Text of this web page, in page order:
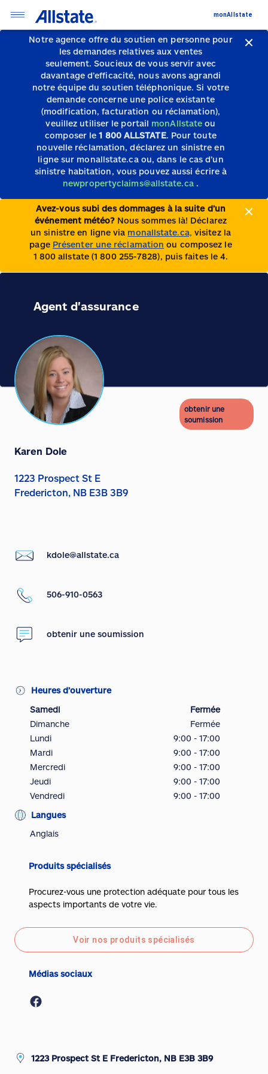
Notre agence offre du soutien en personne pour
les demandes relatives aux ventes
seulement.Soucieux de vous servir avec
davantage d’efficacité, nous avons agrandi
notre équipe du soutien téléphonique.Si votre
demande concerne une police existante
(modification, facturation ou réclamation),
veuillez utiliser le portail monAllstate ou
composer le1 800 ALLSTATE. Pour toute
nouvelle réclamation, déclarez un sinistre en
ligne sur monallstate.ca ou, dans le cas d’un
sinistre habitation, vous pouvez aussi écrire à
newpropertyclaims@allstate.ca .
Avez-vous subi des dommages à la suite d’un
événement météo? Nous sommes là! Déclarez
un sinistre en ligne via monallstate.ca, visitez la
page Présenter une réclamation ou composez le
1 800 allstate (1 800 255-7828), puis faites le 4.
monAllstate
Agent d'assurance
obtenir une
soumission
Karen Dole
1223 Prospect St E
Fredericton, NB E3B 3B9
kdole@allstate.ca
506-910-0563
obtenir une soumission
Heures d’ouverture
Samedi
Fermée
Dimanche
Fermée
Lundi
9:00 - 17:00
Mardi
9:00 - 17:00
Mercredi
9:00 - 17:00
Jeudi
9:00 - 17:00
Vendredi
9:00 - 17:00
Langues
Anglais
Produits spécialisés
Procurez-vous une protection adéquate pour tous les
aspects importants de votre vie.
Voir nos produits spécialisés
Médias sociaux
1223 Prospect St E Fredericton, NB E3B 3B9